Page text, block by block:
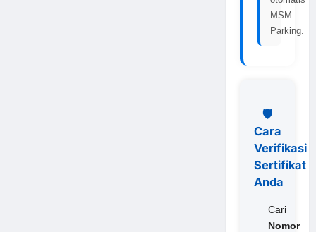
MSM
Parking.
🛡️
Cara
Verifikasi
Sertifikat
Anda
Cari
Nomor